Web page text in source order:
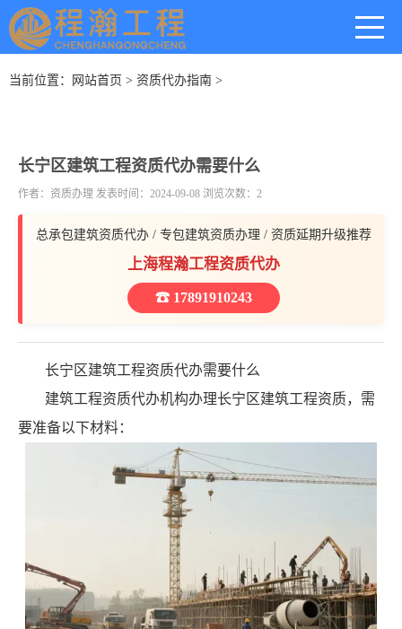
当前位置： 网站首页 > 资质代办指南 >
长宁区建筑工程资质代办需要什么
作者：资质办理 发表时间：2024-09-08 浏览次数：2
总承包建筑资质代办 / 专包建筑资质办理 / 资质延期升级推荐
上海程瀚工程资质代办
☎ 17891910243
长宁区建筑工程资质代办需要什么
建筑工程资质代办机构办理长宁区建筑工程资质，需
要准备以下材料：